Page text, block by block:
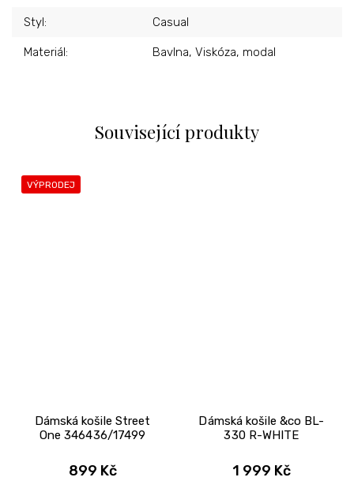
Související produkty
VÝPRODEJ
Dámská košile Street
One 346436/17499
899 Kč
Dámská košile &co BL-
330 R-WHITE
1 999 Kč
Styl: Casual
Materiál: Bavlna, Viskóza, modal